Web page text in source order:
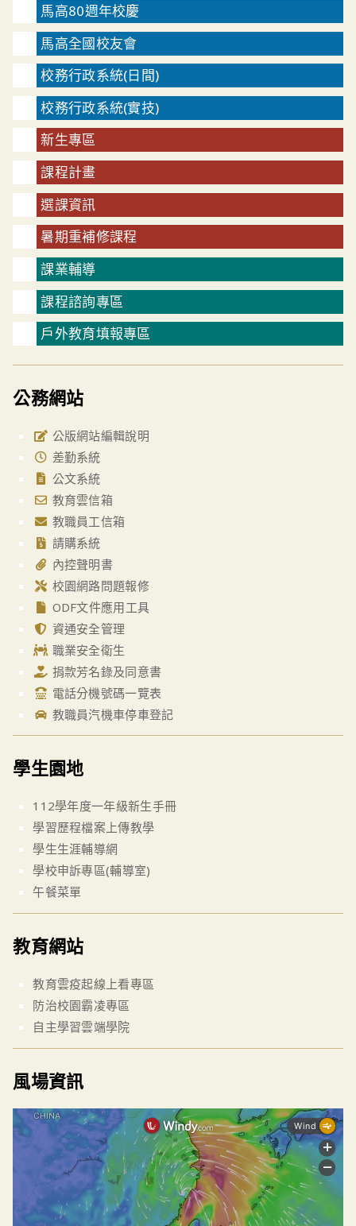
馬高80週年校慶
馬高全國校友會
校務行政系統(日間)
校務行政系統(實技)
新生專區
課程計畫
選課資訊
暑期重補修課程
課業輔導
課程諮詢專區
戶外教育填報專區
公務網站
公版網站編輯說明
差勤系統
公文系統
教育雲信箱
教職員工信箱
請購系統
內控聲明書
校園網路問題報修
ODF文件應用工具
資通安全管理
職業安全衛生
捐款芳名錄及同意書
電話分機號碼一覽表
教職員汽機車停車登記
學生園地
112學年度一年級新生手冊
學習歷程檔案上傳教學
學生生涯輔導網
學校申訴專區(輔導室)
午餐菜單
教育網站
教育雲疫起線上看專區
防治校園霸凌專區
自主學習雲端學院
風場資訊